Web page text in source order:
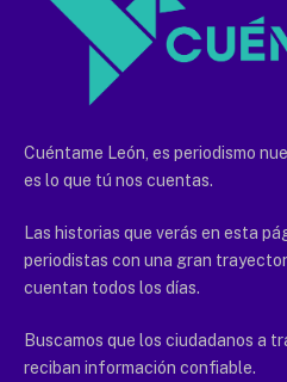
Cuéntame León, es periodismo
es lo que tú nos cuentas.
Las historias que verás en esta
periodistas con una gran
cuentan todos los días.
Buscamos que los ciudadanos a
reciban información confiable.